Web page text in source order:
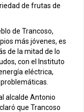
de frutas de
de Trancoso,
más jóvenes, es
de la mitad de lo
con el Instituto
eléctrica,
alcalde Antonio
que Trancoso